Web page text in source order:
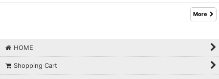
More
HOME
Shopping Cart